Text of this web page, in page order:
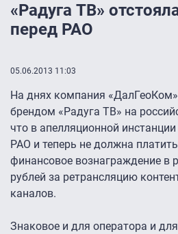
«Радуга ТВ»
перед РАО
05.06.2013 11:03
На днях компания
брендом «Радуга ТВ» на
что в апелляционной
РАО и теперь не должна
финансовое вознаграждение в
рублей за ретрансляцию
каналов.
Знаковое и для оператора и